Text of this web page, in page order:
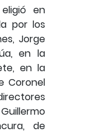
en
por los
Jorge
en la
en la
Coronel
de